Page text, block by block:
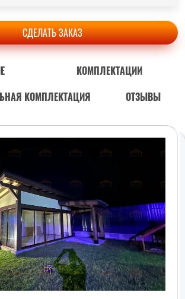
СДЕЛАТЬ ЗАКАЗ
КОМПЛЕКТАЦИИ
КОМПЛЕКТАЦИЯ
ОТЗЫВЫ